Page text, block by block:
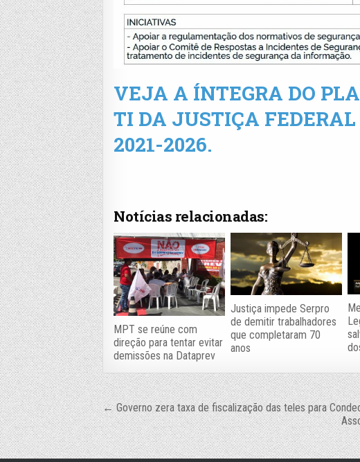
VEJA A ÍNTEGRA DO
TI DA JUSTIÇA FEDERAL
2021-2026.
Notícias relacionadas:
MPT se reúne com
direção para tentar evitar
demissões na Dataprev
Justiça impede Serpro
de demitir trabalhadores
que completaram 70
anos
Navegação
de
← Governo zera taxa de fiscalização das teles para